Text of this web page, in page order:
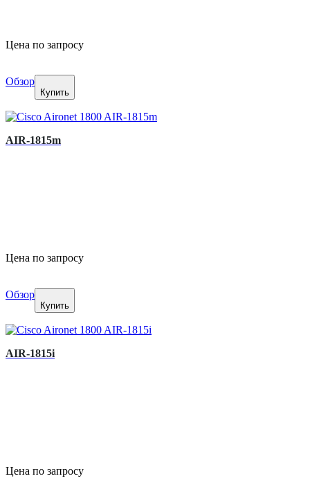
Цена по запросу
Обзор
Купить
AIR-1815m
Цена по запросу
Обзор
Купить
AIR-1815i
Цена по запросу